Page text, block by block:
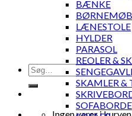
Søg
efter:
BÆNKE
LÆNESTOLE
HYLDER
PARASOL
REOLER &
SKAMLER &
SOFABORDE